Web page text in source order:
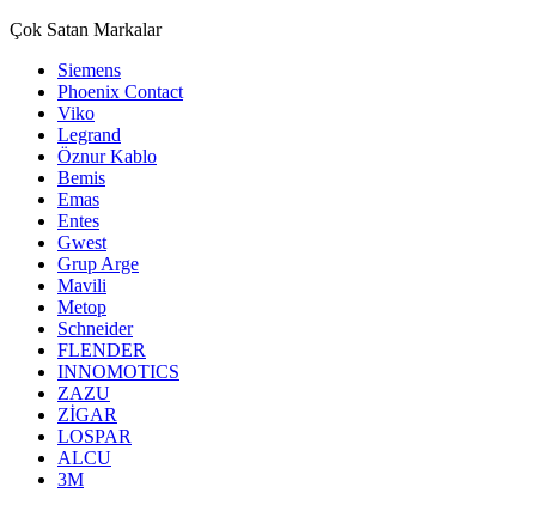
Çok Satan Markalar
Siemens
Phoenix Contact
Viko
Legrand
Öznur Kablo
Bemis
Emas
Entes
Gwest
Grup Arge
Mavili
Metop
Schneider
FLENDER
INNOMOTICS
ZAZU
ZİGAR
LOSPAR
ALCU
3M